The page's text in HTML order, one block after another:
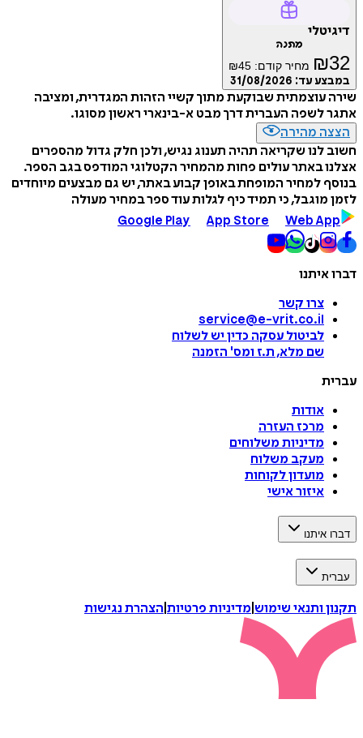
דיגיטלי
מתנה
₪32 מחיר קודם: ₪45
במבצע עד: 31/08/2026
שירה עוצמתית שבוקעת מתוך קשיי הזהות המגדרית, ומציבה
אתגר לשפה העברית דרך מבט א-בינארי ראשון מסוגו.
הצצה מהירה
חשוב לנו שקריאה תהיה תענוג נגיש, ולכן חלק גדול מהספרים
אצלנו באתר עולים פחות מהמחיר הקטלוגי המודפס בגב הספר.
בנוסף למחיר המופחת באופן קבוע באתר, יש גם מבצעים מיוחדים
לזמן מוגבל, כי תמיד כיף לגלות עוד ספר במחיר מעולה
Google Play
App Store Web App
דברו איתנו
צרו קשר
service@e-vrit.co.il
לביטול עסקה כדין יש לשלוח
שם מלא, ת.ז ומס' הזמנה
עברית
אודות
מרכז העזרה
מדיניות משלוחים
מעקב משלוח
מועדון לקוחות
איזור אישי
דברו איתנו
עברית
תקנון ותנאי שימוש מדיניות פרטיות הצהרת נגישות